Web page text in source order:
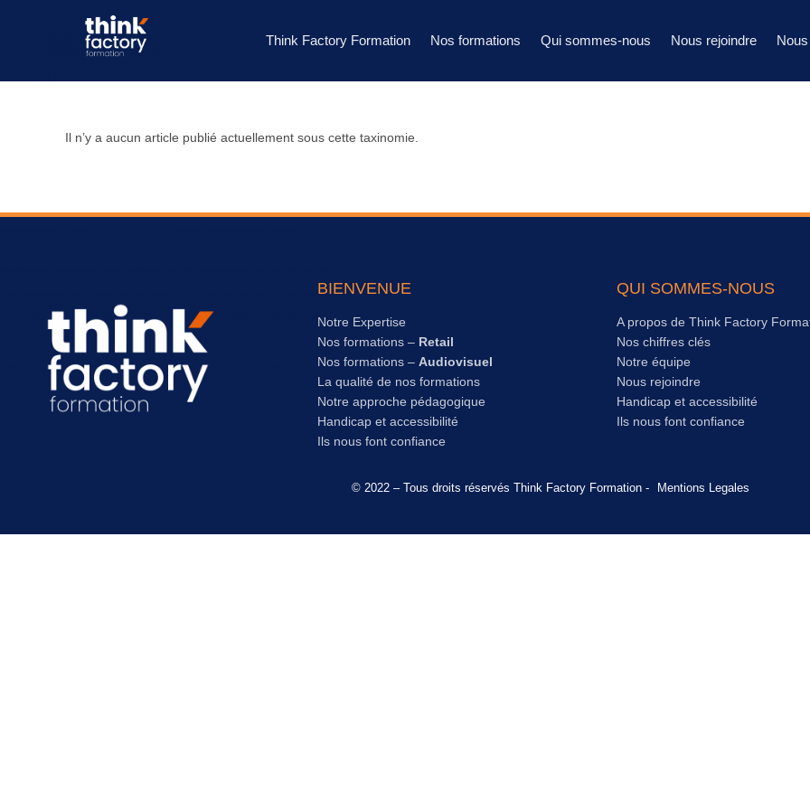
Think Factory Formation Nos formations Qui sommes-nous Nous rejoindre
Il n’y a aucun article publié actuellement sous cette taxinomie.
BIENVENUE
Notre Expertise
Nos formations – Retail
Nos formations – Audiovisuel
La qualité de nos formations
Notre approche pédagogique
Handicap et accessibilité
Ils nous font confiance
QUI SOMMES-NOUS
A propos de Think Factory
Nos chiffres clés
Notre équipe
Nous rejoindre
Handicap et accessibilité
Ils nous font confiance
© 2022 – Tous droits réservés Think Factory Formation - Mentions Legales